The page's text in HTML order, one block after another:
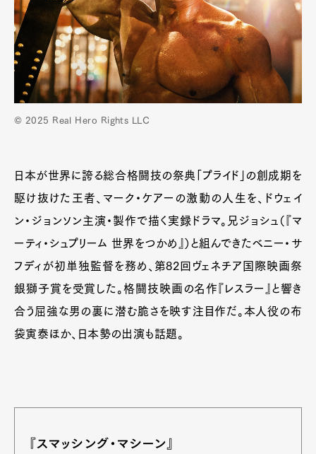
© 2025 Real Hero Rights LLC
日本が世界に誇る総合格闘技の祭典「プライド」の創成期を
駆け抜けた王者、マーク・ケアーの激動の人生を、ドウェイ
ン・ジョンソン主演・製作で描く実録ドラマ。兄ジョシュ（『マ
ーティ・シュプリーム 世界をつかめ』）と組んできたベニー・サ
フディが初単独監督を務め、第82回ヴェネチア国際映画祭
銀獅子賞を受賞した。格闘技映画の名作『レスラー』と響き
合う屈強な男の裏に潜む脆さを映す注目作だ。本人役の布
袋寅泰ほか、日本勢の出演も話題。
『スマッシング・マシーン』